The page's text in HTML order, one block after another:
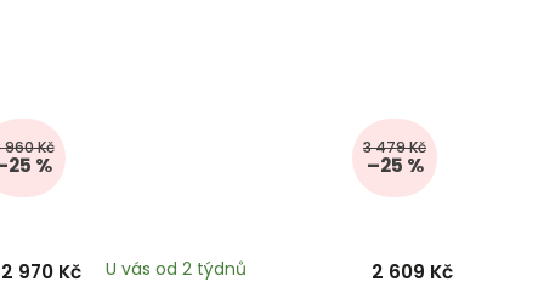
960 Kč
%
2 970 Kč
3 479 Kč
–25 %
U vás od 2 týdnů 2 609 Kč